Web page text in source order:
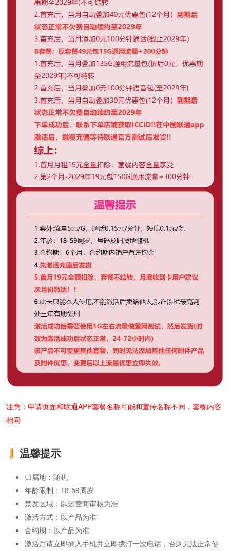
注意：申请页面和联通APP套餐名称可能和宣传名称不同，套餐内容
相同
温馨提示
归属地：随机
年龄限制：18-59周岁
禁发区域：以运营商审核为准
激活方式：以产品为准
合约期：以产品为准
激活后请立即插入手机并立即拨打一次电话，否则无法正常使